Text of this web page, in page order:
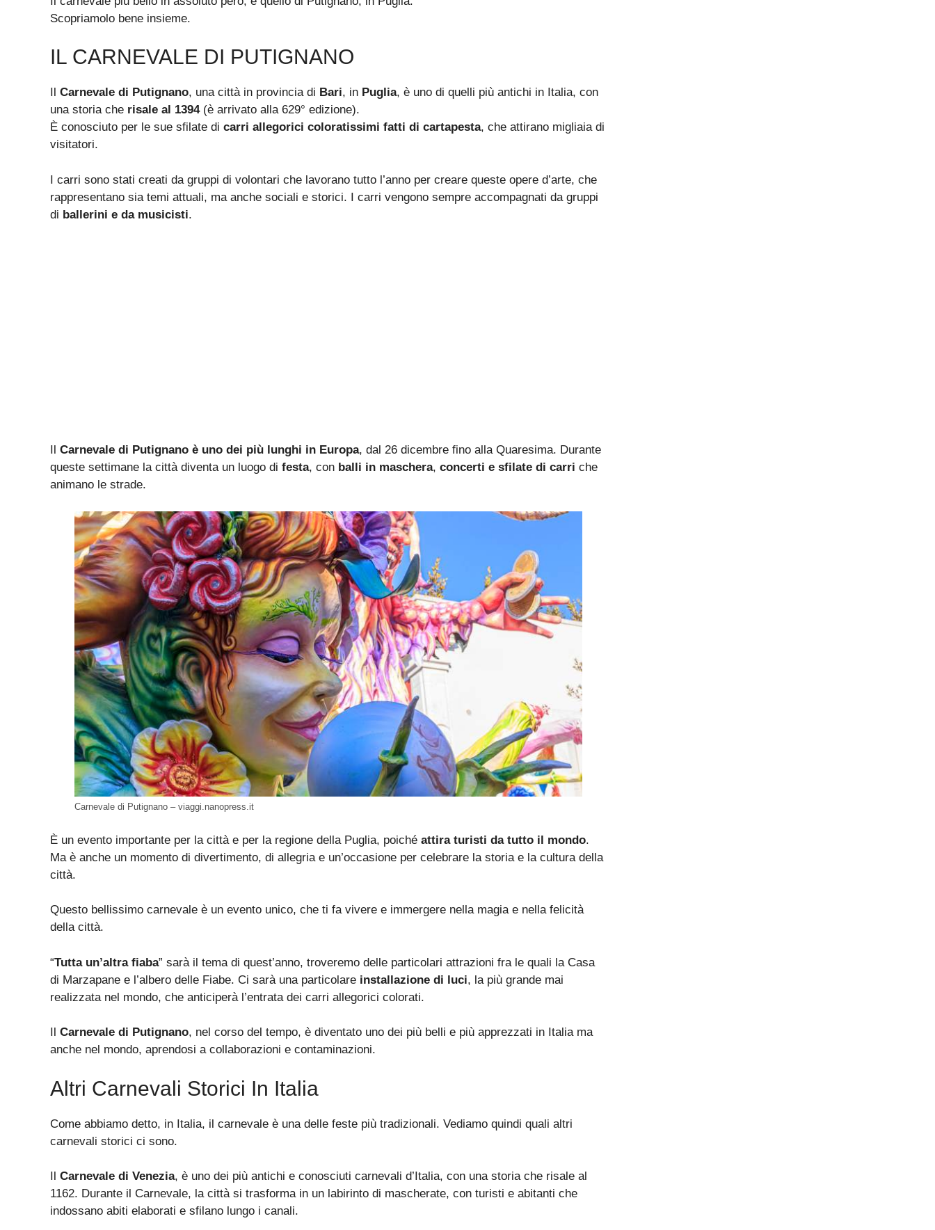
Scopriamolo bene insieme.
IL CARNEVALE DI PUTIGNANO
Carnevale di Putignano, una città in provincia di Bari, in Puglia, è uno di quelli più antichi in Italia, con
una storia che risale al 1394(è arrivato alla 629° edizione).
È conosciuto per le sue sfilate di carri allegorici coloratissimi fatti di cartapesta, che attirano migliaia di
visitatori.
I carri sono stati creati da gruppi di volontari che lavorano tutto l’anno per creare queste opere d’arte, che
rappresentano sia temi attuali, ma anche sociali e storici. I carri vengono sempre accompagnati da gruppi
di ballerini e da musicisti.
Carnevale di Putignano è uno dei più lunghi in Europa, dal 26 dicembre fino alla Quaresima. Durante
queste settimane la città diventa un luogo di festa, con balli in maschera, concerti e sfilate di carri che
animano le strade.
Carnevale di Putignano – viaggi.nanopress.it
È un evento importante per la città e per la regione della Puglia, poiché attira turisti da tutto il mondo.
Ma è anche un momento di divertimento, di allegria e un’occasione per celebrare la storia e la cultura della
città.
Questo bellissimo carnevale è un evento unico, che ti fa vivere e immergere nella magia e nella felicità
della città.
“Tutta un’altra fiaba” sarà il tema di quest’anno, troveremo delle particolari attrazioni fra le quali la Casa
di Marzapane e l’albero delle Fiabe. Ci sarà una particolare installazione di luci, la più grande mai
realizzata nel mondo, che anticiperà l’entrata dei carri allegorici colorati.
Il Carnevale di Putignano, nel corso del tempo, è diventato uno dei più belli e più apprezzati in Italia ma
anche nel mondo, aprendosi a collaborazioni e contaminazioni.
Altri Carnevali Storici In Italia
Come abbiamo detto, in Italia, il carnevale è una delle feste più tradizionali. Vediamo quindi quali altri
carnevali storici ci sono.
Il Carnevale di Venezia, è uno dei più antichi e conosciuti carnevali d’Italia, con una storia che risale al
1162. Durante il Carnevale, la città si trasforma in un labirinto di mascherate, con turisti e abitanti che
indossano abiti elaborati e sfilano lungo i canali.